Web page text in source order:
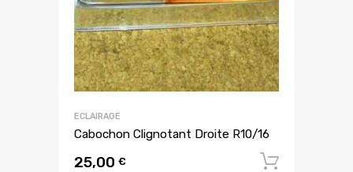
ECLAIRAGE
Cabochon Clignotant Droite R10/16
25,00 €